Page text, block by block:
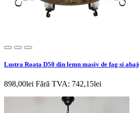
Lustra Roata D50 din lemn masiv de fag si
898,00lei Fără TVA: 742,15lei